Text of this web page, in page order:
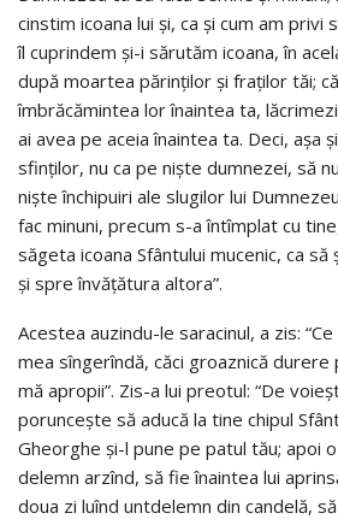
cinstim icoana lui şi, ca şi cum am privi
îl cuprindem şi-i sărutăm icoana, în
după moartea părinţilor şi fraţilor tăi;
îmbrăcămintea lor înaintea ta,
ai avea pe aceia înaintea ta. Deci, aşa
sfinţilor, nu ca pe nişte dumnezei, să
nişte închipuiri ale slugilor lui
fac minuni, precum s-a întîmplat cu
săgeta icoana Sfântului mucenic, ca
şi spre învăţătura altora”.
Acestea auzindu-le saracinul, a zis:
mea sîngerîndă, căci groaznică
mă apropii”. Zis-a lui preotul: “De
porunceşte să aducă la tine chipul
Gheorghe şi-l pune pe patul tău; apoi
delemn arzînd, să fie înaintea lui
doua zi luînd untdelemn din candelă,